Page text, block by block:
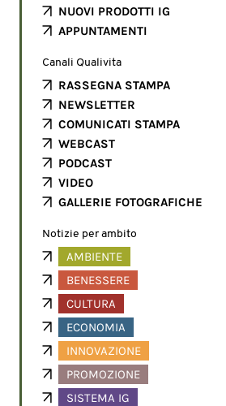
NUOVI PRODOTTI IG
APPUNTAMENTI
Canali Qualivita
RASSEGNA STAMPA
NEWSLETTER
COMUNICATI STAMPA
WEBCAST
PODCAST
VIDEO
GALLERIE FOTOGRAFICHE
Notizie per ambito
AMBIENTE
BENESSERE
CULTURA
ECONOMIA
INNOVAZIONE
PROMOZIONE
SISTEMA IG